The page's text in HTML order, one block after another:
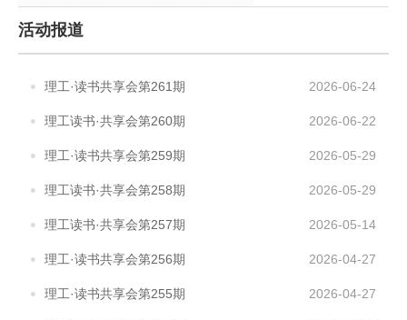
活动报道
理工·读书共享会第261期 2026-06-24
理工读书·共享会第260期 2026-06-22
理工·读书共享会第259期 2026-05-29
理工读书·共享会第258期 2026-05-29
理工读书·共享会第257期 2026-05-14
理工·读书共享会第256期 2026-04-27
理工·读书共享会第255期 2026-04-27